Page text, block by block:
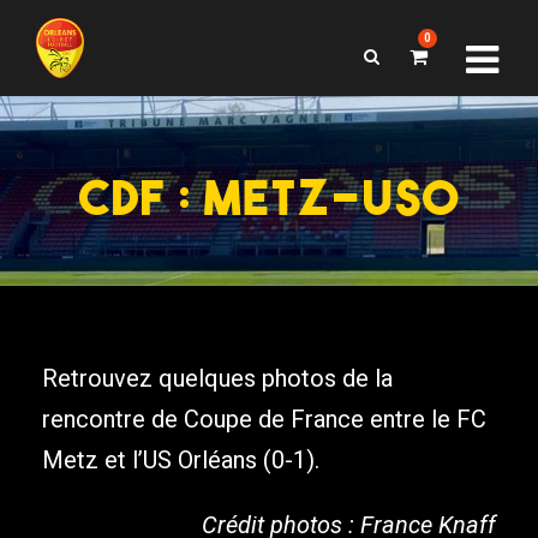
0
CDF : METZ-USO
Retrouvez quelques photos de la
rencontre de Coupe de France entre le FC
Metz et l’US Orléans (0-1).
Crédit photos : France Knaff